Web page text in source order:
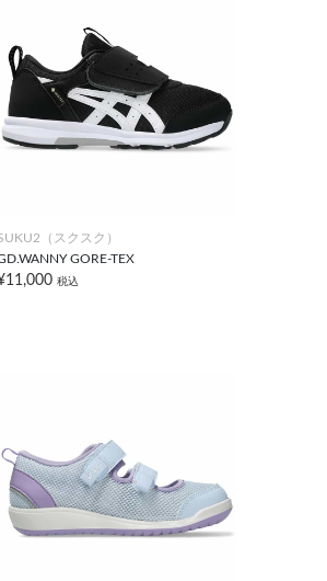
（スクスク）
GORE-TEX
税込